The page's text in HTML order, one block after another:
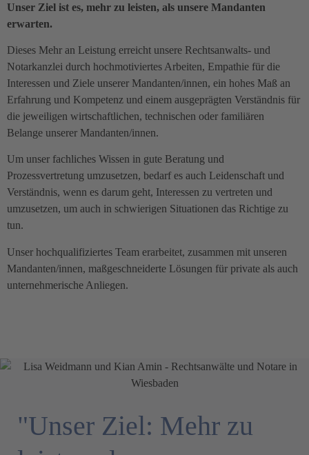
Unser Ziel ist es, mehr zu leisten, als unsere Mandanten
erwarten.
Dieses Mehr an Leistung erreicht unsere Rechtsanwalts- und
Notarkanzlei durch hochmotiviertes Arbeiten, Empathie für die
Interessen und Ziele unserer Mandanten/innen, ein hohes Maß an
Erfahrung und Kompetenz und einem ausgeprägten Verständnis für
die jeweiligen wirtschaftlichen, technischen oder familiären
Belange unserer Mandanten/innen.
Um unser fachliches Wissen in gute Beratung und
Prozessvertretung umzusetzen, bedarf es auch Leidenschaft und
Verständnis, wenn es darum geht, Interessen zu vertreten und
umzusetzen, um auch in schwierigen Situationen das Richtige zu
tun.
Unser hochqualifiziertes Team erarbeitet, zusammen mit unseren
Mandanten/innen, maßgeschneiderte Lösungen für private als auch
unternehmerische Anliegen.
"Unser Ziel: Mehr zu